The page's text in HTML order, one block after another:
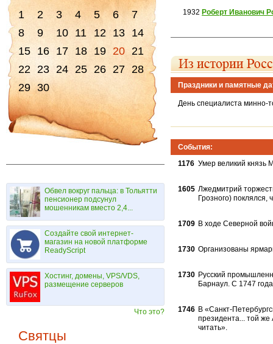
1 2 3 4 5 6
7
8
9 10 11 12 13 14
15 16 17 18 19 20 21
22 23 24 25 26 27 28
29 30
Обвел вокруг пальца: в Тольятти
пенсионер подсунул
мошенникам вместо 2,4...
Создайте свой интернет-
магазин на новой платформе
ReadyScript
Хостинг, домены, VPS/VDS,
размещение серверов
Что это?
Святцы
1932 Роберт Иванович
Праздники и памятные
День специалиста минно-
События:
1176 Умер великий князь
1605 Лжедмитрий
Грозного) поклялся,
1709 В ходе Северной
1730 Организованы
1730 Русский
Барнаул. С 1747
1746 В «Санкт-
президента... той
читать».